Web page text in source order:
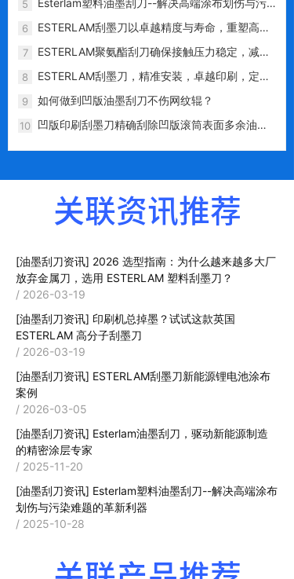
5
Esterlam塑料油墨刮刀--解决高端涂布划伤与污
染难题的革新利器
6
ESTERLAM刮墨刀以卓越精度与寿命，重塑高端
印刷性价比标杆
7
ESTERLAM聚氨酯刮刀确保接触压力稳定，减少
对网纹辊的磨损
8
ESTERLAM刮墨刀，精准安装，卓越印刷，定义
9 如何做到凹版油墨刮刀不伤网纹辊？
10
凹版印刷刮墨刀精确刮除凹版滚筒表面多余油
关联资讯推荐
[油墨刮刀资讯]
放弃金属刀，选用 ESTERLAM 塑料刮墨刀？
/ 2026-03-19
[油墨刮刀资讯]
ESTERLAM 高分子刮墨刀
/ 2026-03-19
[油墨刮刀资讯]
案例
/ 2026-03-05
[油墨刮刀资讯]
的精密涂层专家
/ 2025-11-20
[油墨刮刀资讯]
划伤与污染难题的革新利器
/ 2025-10-28